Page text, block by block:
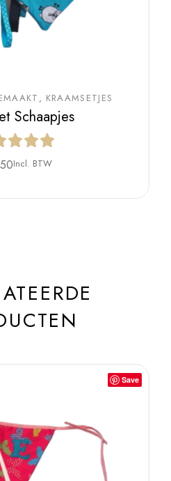
KRAAMSETJES
Schaapjes
Incl. BTW
Save